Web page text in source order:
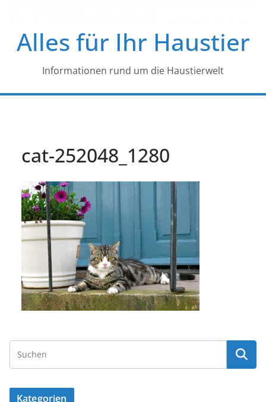
Alles für Ihr Haustier
Informationen rund um die Haustierwelt
cat-252048_1280
Kategorien